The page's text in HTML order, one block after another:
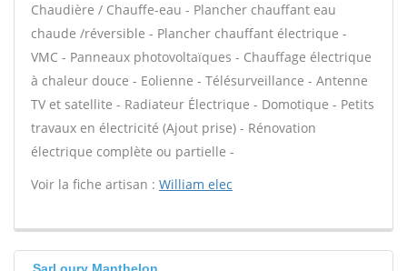
Chaudière / Chauffe-eau - Plancher chauffant eau
chaude /réversible - Plancher chauffant électrique -
VMC - Panneaux photovoltaïques - Chauffage électrique
à chaleur douce - Eolienne - Télésurveillance - Antenne
TV et satellite - Radiateur Électrique - Domotique - Petits
travaux en électricité (Ajout prise) - Rénovation
électrique complète ou partielle -
Voir la fiche artisan : William elec